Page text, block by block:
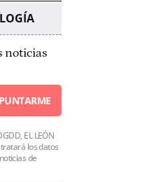
noticias
EL LEÓN
tratará los datos
de